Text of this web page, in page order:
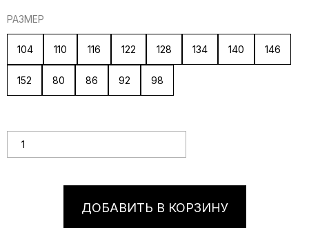
РАЗМЕР
104 110 116 122 128 134 140 146
152 80 86 92 98
ДОБАВИТЬ В КОРЗИНУ